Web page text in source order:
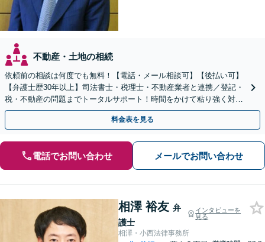
不動産・土地の相続
依頼前の相談は何度でも無料！【電話・メール相談可】【後払い可】
【弁護士歴30年以上】司法書士・税理士・不動産業者と連携／登記・
税・不動産の問題までトータルサポート！時間をかけて粘り強く対応
し、円満な解決を目指します【西18丁目駅3分】
料金表を見る
電話でお問い合わせ メールでお問い合わせ
相澤 裕友 弁
護士
インタビューを
見る
相澤・小西法律事務所